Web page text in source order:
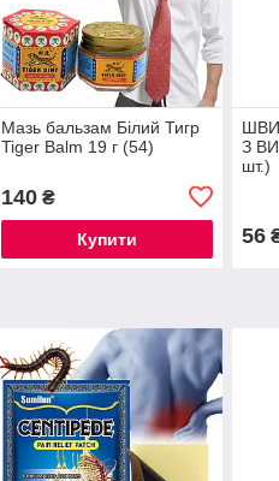
Мазь бальзам Білий Тигр
Tiger Balm 19 г (54)
140₴
Купити
З
шт.)
56